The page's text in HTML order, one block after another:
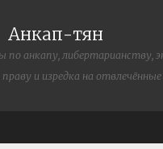
Анкап-тян
по анкапу, либертарианству,
праву и изредка на